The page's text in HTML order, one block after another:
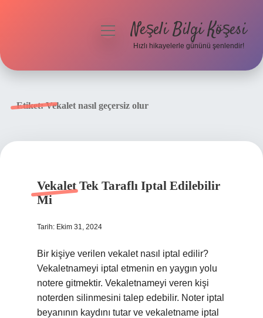
menüyüNeşeli Bilgi Köşesi
Hızlı hikayelerle gününü şenlendir!
Etiket:Vekalet nasıl geçersiz olur
Vekalet Tek Taraflı Iptal Edilebilir
Mi
Tarih: Ekim 31, 2024
Bir kişiye verilen vekalet nasıl iptal edilir?
Vekaletnameyi iptal etmenin en yaygın yolu
notere gitmektir. Vekaletnameyi veren kişi
noterden silinmesini talep edebilir. Noter iptal
beyanının kaydını tutar ve vekaletname iptal